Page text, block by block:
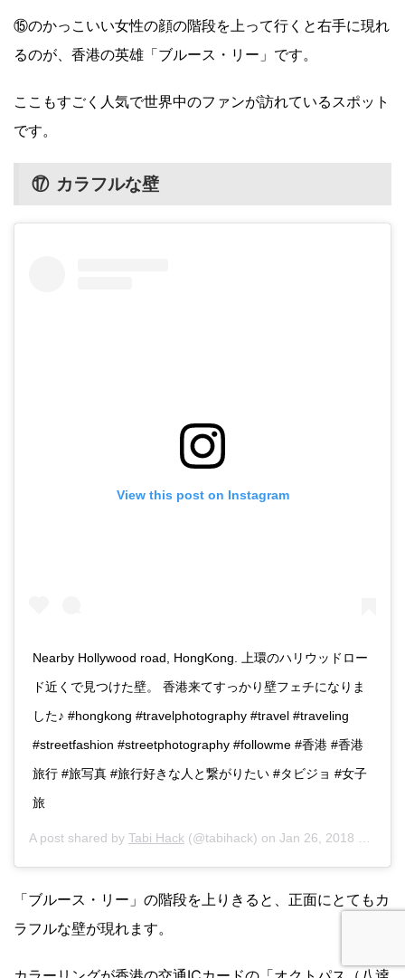
⑮のかっこいい女性の顔の階段を上って行くと右手に現れ
るのが、香港の英雄「ブルース・リー」です。
ここもすごく人気で世界中のファンが訪れているスポット
です。
⑰ カラフルな壁
View this post on Instagram
Nearby Hollywood road, HongKong. 上環のハリウッドロー
ド近くで見つけた壁。 香港来てすっかり壁フェチになりま
した♪ #hongkong #travelphotography #travel #traveling
#streetfashion #streetphotography #followme #香港 #香港
旅行 #旅写真 #旅行好きな人と繋がりたい #タビジョ #女子
旅
A post shared by Tabi Hack (@tabihack) on Jan 26, 2018 at 7:51pm PST
「ブルース・リー」の階段を上りきると、正面にとてもカ
ラフルな壁が現れます。